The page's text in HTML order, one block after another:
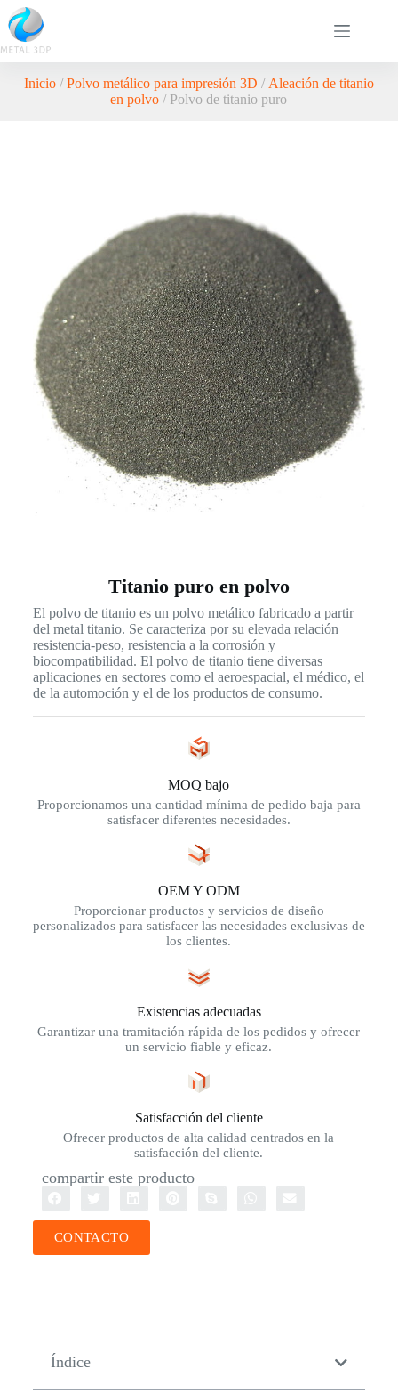
Inicio/ Polvo metálico para impresión 3D / Aleación de titanio
en polvo / Polvo de titanio puro
Titanio puro en polvo
El polvo de titanio es un polvo metálico fabricado a partir
del metal titanio. Se caracteriza por su elevada relación
resistencia-peso, resistencia a la corrosión y
biocompatibilidad. El polvo de titanio tiene diversas
aplicaciones en sectores como el aeroespacial, el médico, el
de la automoción y el de los productos de consumo.
MOQ bajo
Proporcionamos una cantidad mínima de pedido baja para
satisfacer diferentes necesidades.
OEM Y ODM
Proporcionar productos y servicios de diseño
personalizados para satisfacer las necesidades exclusivas de
los clientes.
Existencias adecuadas
Garantizar una tramitación rápida de los pedidos y ofrecer
un servicio fiable y eficaz.
Satisfacción del cliente
Ofrecer productos de alta calidad centrados en la
satisfacción del cliente.
compartir este producto
CONTACTO
Índice